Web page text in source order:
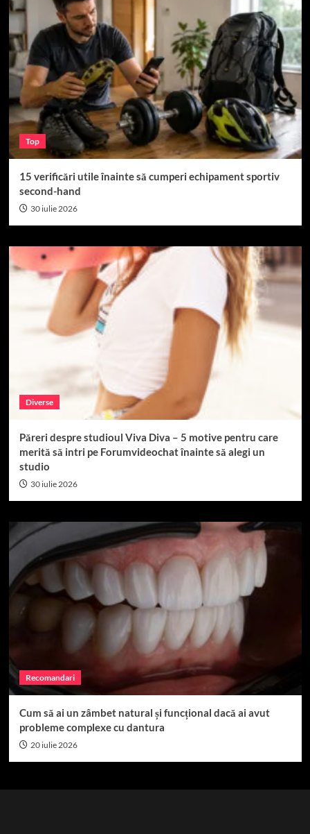
Top
15 verificări utile înainte să cumperi echipament sportiv
second-hand
30 iulie 2026
Diverse
Păreri despre studioul Viva Diva – 5 motive pentru care
merită să intri pe Forumvideochat înainte să alegi un
studio
30 iulie 2026
Recomandari
Cum să ai un zâmbet natural și funcțional dacă ai avut
probleme complexe cu dantura
20 iulie 2026